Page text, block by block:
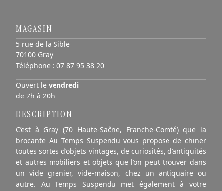
MAGASIN
5 rue de la Sible
70100 Gray
Téléphone : 07 87 95 38 20
Ouvert le vendredi
de 7h à 20h
DESCRIPTION
C’est à Gray (70 Haute-Saône, Franche-Comté) que la
brocante Au Temps Suspendu vous propose de chiner
toutes sortes d’objets vintages, de curiosités, d’antiquités
et autres mobiliers et objets que l’on peut trouver dans
un vide grenier, vide-maison, chez un antiquaire ou
autre. Au Temps Suspendu met également à votre